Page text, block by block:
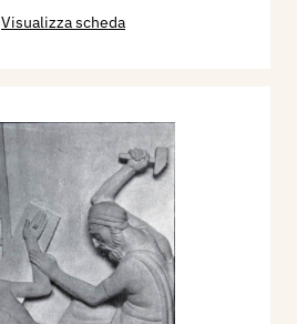
Visualizza scheda